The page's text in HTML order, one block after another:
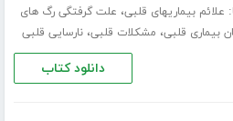
علائم بیماریهای قلبی، علت گرفتگی رگ های
بیماری قلبی، مشکلات قلبی،نارسایی قلبی
دانلود کتاب